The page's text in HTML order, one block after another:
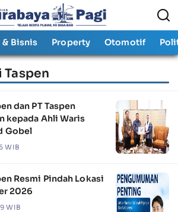
& Bisnis Property Otomotif
Taspen
dan PT Taspen
kepada Ahli Waris
Gobel
WIB
Resmi Pindah Lokasi
2026
WIB